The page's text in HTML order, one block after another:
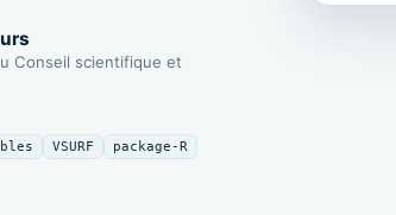
Conseil scientifique et
VSURF
package-R